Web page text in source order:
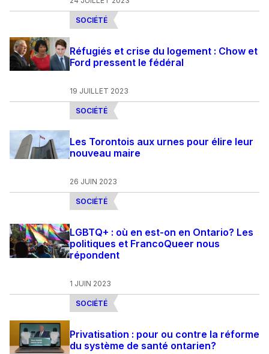
SOCIÉTÉ
Réfugiés et crise du logement : Chow et
Ford pressent le fédéral
19 JUILLET 2023
SOCIÉTÉ
Les Torontois aux urnes pour élire leur
nouveau maire
26 JUIN 2023
SOCIÉTÉ
LGBTQ+ : où en est-on en Ontario? Les
politiques et FrancoQueer nous
répondent
1 JUIN 2023
SOCIÉTÉ
Privatisation : pour ou contre la réforme
du système de santé ontarien?